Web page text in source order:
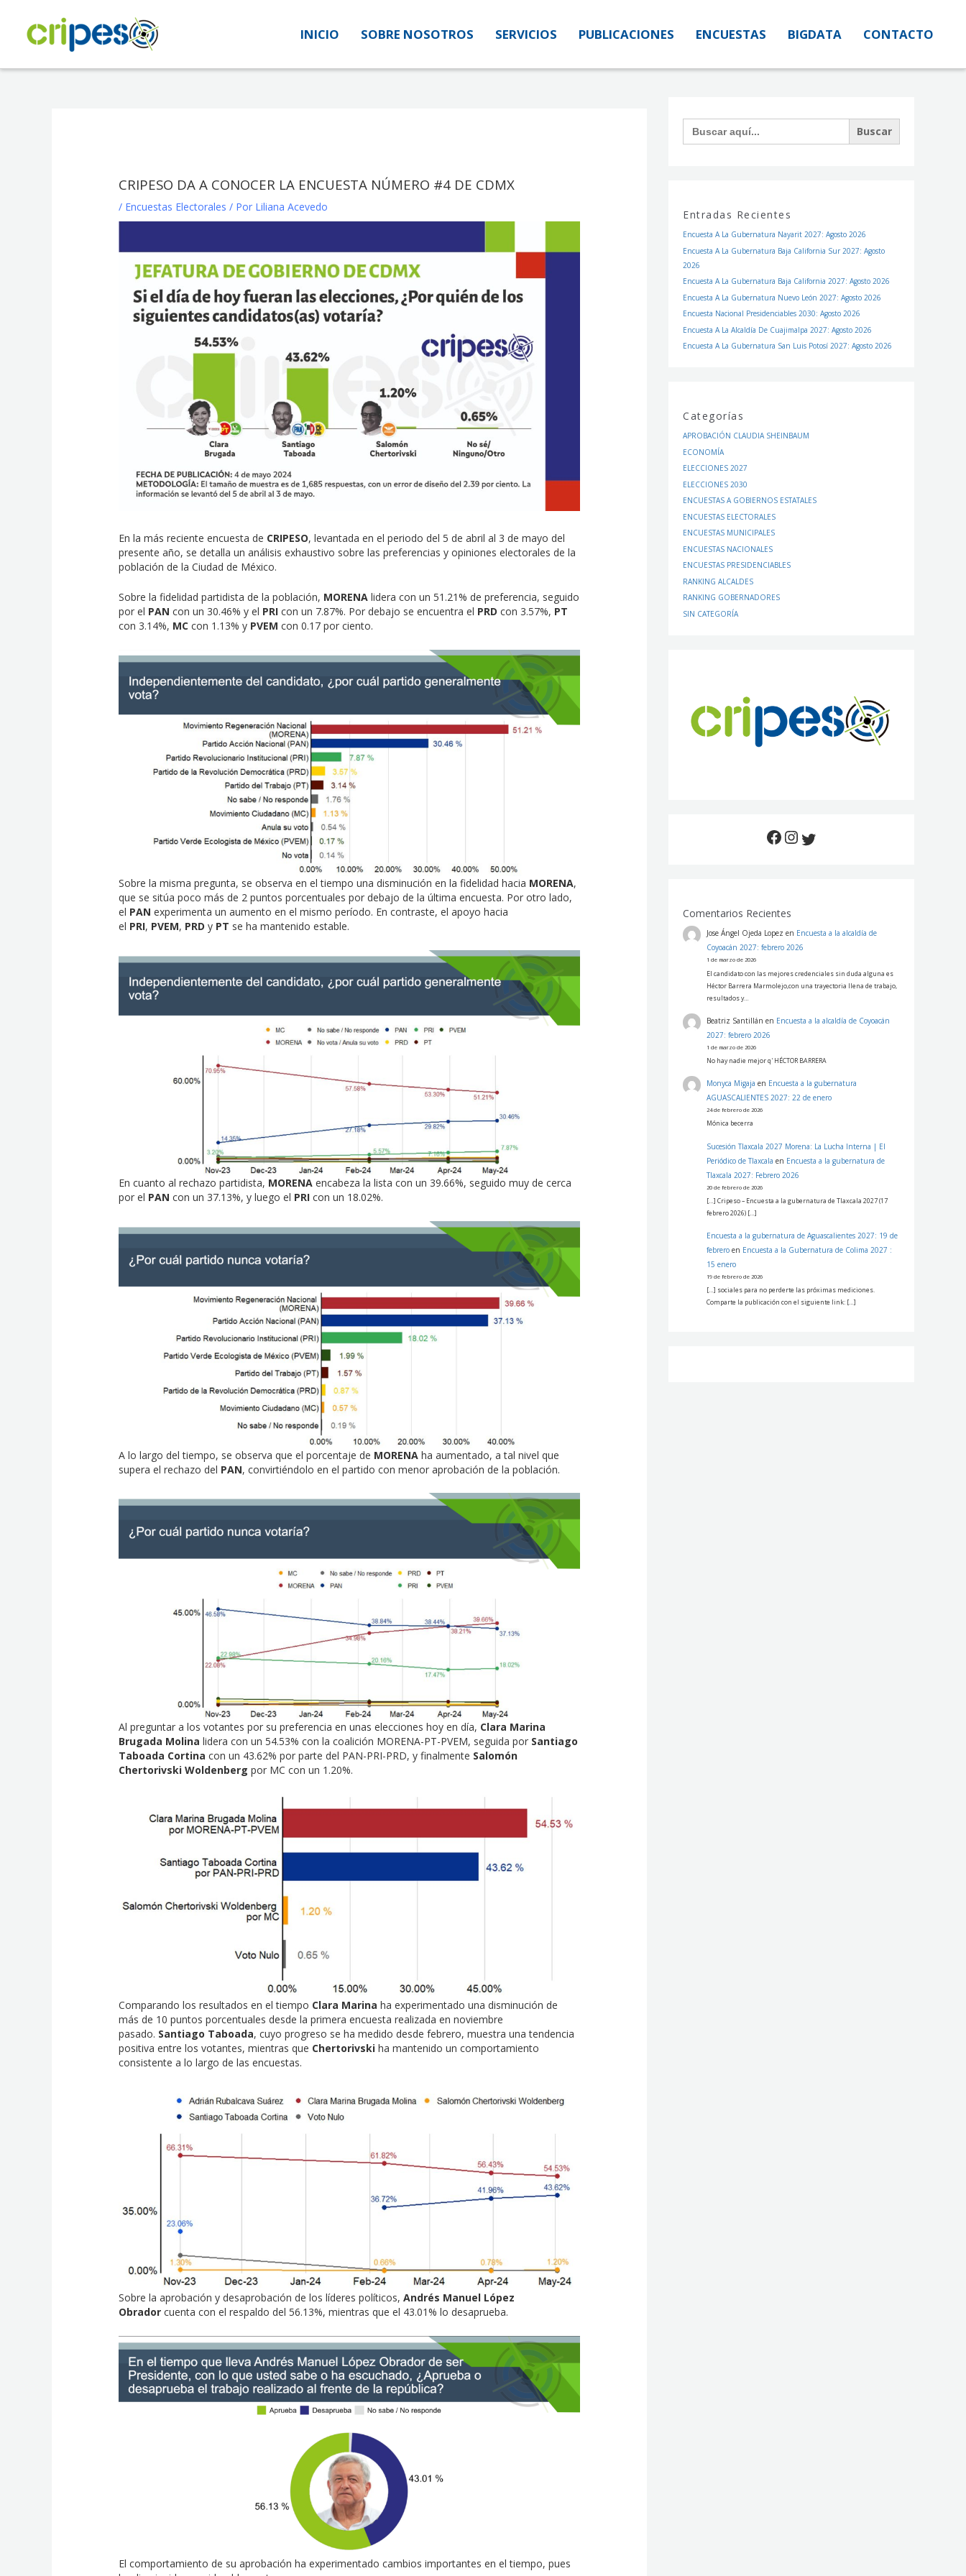
INICIO SOBRE NOSOTROS SERVICIOS PUBLICACIONES ENCUESTAS BIGDATA CONTACTO
INICIO SOBRE NOSOTROS SERVICIOS PUBLICACIONES ENCUESTAS BIGDATA CONTACTO
contenido
CRIPESO DA A CONOCER LA ENCUESTA NÚMERO #4 DE CDMX
/ Encuestas Electorales / Por Liliana Acevedo
En la más reciente encuesta de CRIPESO, levantada en el periodo del 5 de abril al 3 de mayo del
presente año, se detalla un análisis exhaustivo sobre las preferencias y opiniones electorales de la
población de la Ciudad de México.
Sobre la fidelidad partidista de la población, MORENAlidera con un 51.21% de preferencia, seguido
por el PANcon un 30.46% y el PRIcon un 7.87%. Por debajo se encuentra el PRDcon 3.57%, PT
con 3.14%, MCcon 1.13% y PVEMcon 0.17 por ciento.
Sobre la misma pregunta, se observa en el tiempo una disminución en la fidelidad hacia MORENA,
que se sitúa poco más de 2 puntos porcentuales por debajo de la última encuesta. Por otro lado,
el PANexperimenta un aumento en el mismo período. En contraste, el apoyo hacia
el PRI, PVEM, PRDy PT se ha mantenido estable.
En cuanto al rechazo partidista, MORENA encabeza la lista con un 39.66%, seguido muy de cerca
por el PANcon un 37.13%, y luego el PRIcon un 18.02%.
A lo largo del tiempo, se observa que el porcentaje de MORENAha aumentado, a tal nivel que
supera el rechazo del PAN, convirtiéndolo en el partido con menor aprobación de la población.
Al preguntar a los votantes por su preferencia en unas elecciones hoy en día, Clara Marina
Brugada Molina lidera con un 54.53% con la coalición MORENA-PT-PVEM, seguida por Santiago
Taboada Cortina con un 43.62% por parte del PAN-PRI-PRD, y finalmente Salomón
Chertorivski Woldenbergpor MC con un 1.20%.
Comparando los resultados en el tiempo Clara Marina ha experimentado una disminución de
más de 10 puntos porcentuales desde la primera encuesta realizada en noviembre
pasado. Santiago Taboada, cuyo progreso se ha medido desde febrero, muestra una tendencia
positiva entre los votantes, mientras que Chertorivski ha mantenido un comportamiento
consistente a lo largo de las encuestas.
Sobre la aprobación y desaprobación de los líderes políticos,Andrés Manuel López
Obrador cuenta con el respaldo del 56.13%, mientras que el 43.01% lo desaprueba.
El comportamiento de su aprobación ha experimentado cambios importantes en el tiempo, pues
Buscar:
Entradas Recientes
Encuesta A La Gubernatura Nayarit 2027: Agosto 2026
Encuesta A La Gubernatura Baja California Sur 2027: Agosto
2026
Encuesta A La Gubernatura Baja California 2027: Agosto 2026
Encuesta A La Gubernatura Nuevo León 2027: Agosto 2026
Encuesta Nacional Presidenciables 2030: Agosto 2026
Encuesta A La Alcaldía De Cuajimalpa 2027: Agosto 2026
Encuesta A La Gubernatura San Luis Potosí 2027: Agosto 2026
Categorías
APROBACIÓN CLAUDIA SHEINBAUM
ECONOMÍA
ELECCIONES 2027
ELECCIONES 2030
ENCUESTAS A GOBIERNOS ESTATALES
ENCUESTAS ELECTORALES
ENCUESTAS MUNICIPALES
ENCUESTAS NACIONALES
ENCUESTAS PRESIDENCIABLES
RANKING ALCALDES
RANKING GOBERNADORES
SIN CATEGORÍA
Comentarios Recientes
Jose Ángel Ojeda Lopez en Encuesta a la alcaldía de
Coyoacán 2027: febrero 2026
1 de marzo de 2026
El candidato con las mejores credenciales sin duda alguna es
Héctor Barrera Marmolejo,con una trayectoria llena de trabajo,
resultados y…
Beatriz Santillán en Encuesta a la alcaldía de Coyoacán
2027: febrero 2026
1 de marzo de 2026
No hay nadie mejor q' HÉCTOR BARRERA
Monyca Migaja en Encuesta a la gubernatura
AGUASCALIENTES 2027: 22 de enero
24 de febrero de 2026
Mónica becerra
Sucesión Tlaxcala 2027 Morena: La Lucha Interna | El
Periódico de Tlaxcala en Encuesta a la gubernatura de
Tlaxcala 2027: Febrero 2026
20 de febrero de 2026
[…] Cripeso – Encuesta a la gubernatura de Tlaxcala 2027 (17
febrero 2026) […]
Encuesta a la gubernatura de Aguascalientes 2027: 19 de
febreroen Encuesta a la Gubernatura de Colima 2027 :
15 enero
19 de febrero de 2026
[…] sociales para no perderte las próximas mediciones.
Comparte la publicación con el siguiente link: […]